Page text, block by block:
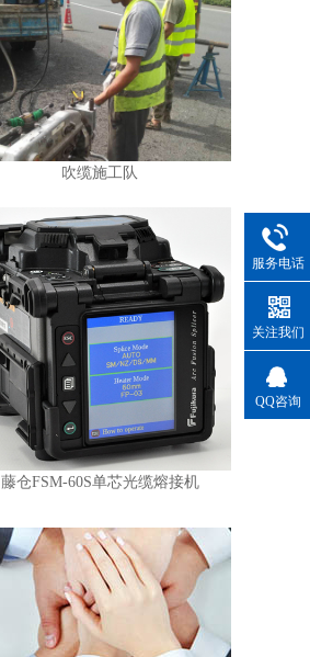
吹缆施工队
藤仓FSM-60S单芯光缆熔接机
服务电话
关注我们
QQ咨询